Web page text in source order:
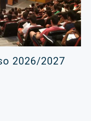
2026/2027